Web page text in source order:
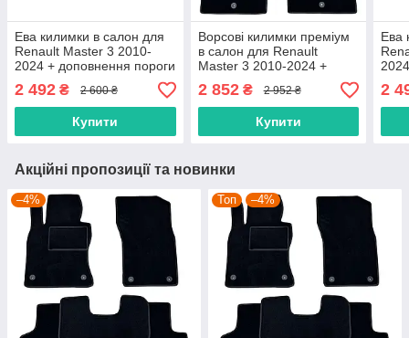
Ева килимки в салон для
Renault Master 3 2010-
2024 + доповнення пороги
та штори / Рено Мастер 3
килимки
2 492 ₴ 2 600 ₴
Купити
Ворсові килимки преміум
в салон для Renault
Master 3 2010-2024 +
доповнення пороги та
штори / Рено Мастер 3
килимки
2 852₴ 2 952 ₴
Купити
Ева
та
2
Акційні пропозиції та новинки
–4% Топ –4%